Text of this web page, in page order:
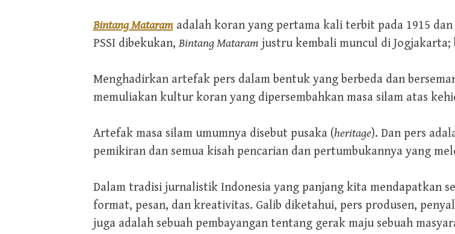
Bintang Mataramadalah koran yang pertama kali terbit pada 1915
PSSI dibekukan, Bintang Mataram justru kembali muncul di
Menghadirkan artefak pers dalam bentuk yang berbeda dan
memuliakan kultur koran yang dipersembahkan masa silam atas
Artefak masa silam umumnya disebut pusaka (heritage). Dan pers
pemikiran dan semua kisah pencarian dan pertumbukannya yang
Dalam tradisi jurnalistik Indonesia yang panjang kita mendapatkan
format, pesan, dan kreativitas. Galib diketahui, pers produsen,
juga adalah sebuah pembayangan tentang gerak maju sebuah